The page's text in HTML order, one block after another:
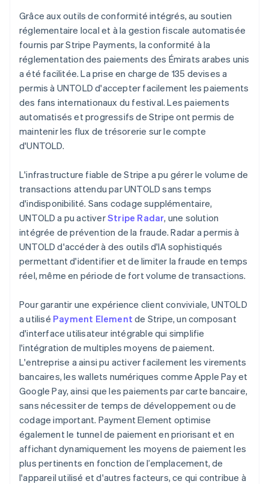
Grâce aux outils de conformité intégrés, au soutien
réglementaire local et à la gestion fiscale automatisée
fournis par Stripe Payments, la conformité à la
réglementation des paiements des Émirats arabes unis
a été facilitée. La prise en charge de 135 devises a
permis à UNTOLD d'accepter facilement les paiements
des fans internationaux du festival. Les paiements
automatisés et progressifs de Stripe ont permis de
maintenir les flux de trésorerie sur le compte
d'UNTOLD.
L'infrastructure fiable de Stripe a pu gérer le volume de
transactions attendu par UNTOLD sans temps
d'indisponibilité. Sans codage supplémentaire,
UNTOLD a pu activerStripe Radar, une solution
intégrée de prévention de la fraude. Radar a permis à
UNTOLD d'accéder à des outils d'IA sophistiqués
permettant d'identifier et de limiter la fraude en temps
réel, même en période de fort volume de transactions.
Pour garantir une expérience client conviviale, UNTOLD
a utilisé Payment Element de Stripe, un composant
d'interface utilisateur intégrable qui simplifie
l'intégration de multiples moyens de paiement.
L'entreprise a ainsi pu activer facilement les virements
bancaires, les wallets numériques comme Apple Pay et
Google Pay, ainsi que les paiements par carte bancaire,
sans nécessiter de temps de développement ou de
codage important. Payment Element optimise
également le tunnel de paiement en priorisant et en
affichant dynamiquement les moyens de paiement les
plus pertinents en fonction de l’emplacement, de
l'appareil utilisé et d'autres facteurs, ce qui contribue à